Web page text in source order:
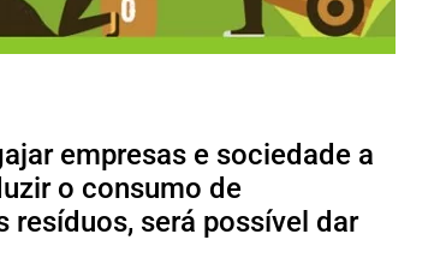
empresas e sociedade a
o consumo de
resíduos, será possível dar